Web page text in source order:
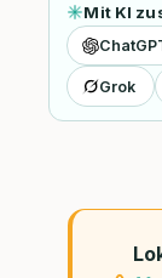
Mit KI
Grok